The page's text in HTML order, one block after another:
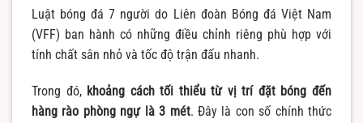
Luật bóng đá 7 người do Liên đoàn Bóng đá Việt Nam
(VFF) ban hành có những điều chỉnh riêng phù hợp với
tính chất sân nhỏ và tốc độ trận đấu nhanh.
Trong đó, khoảng cách tối thiểu từ vị trí đặt bóng đến
hàng rào phòng ngự là 3 mét. Đây là con số chính thức